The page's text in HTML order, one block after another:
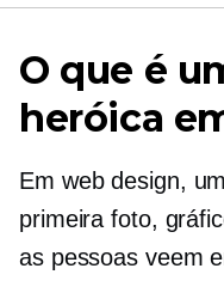
O que é
heróica
Em web design,
primeira foto,
as pessoas veem